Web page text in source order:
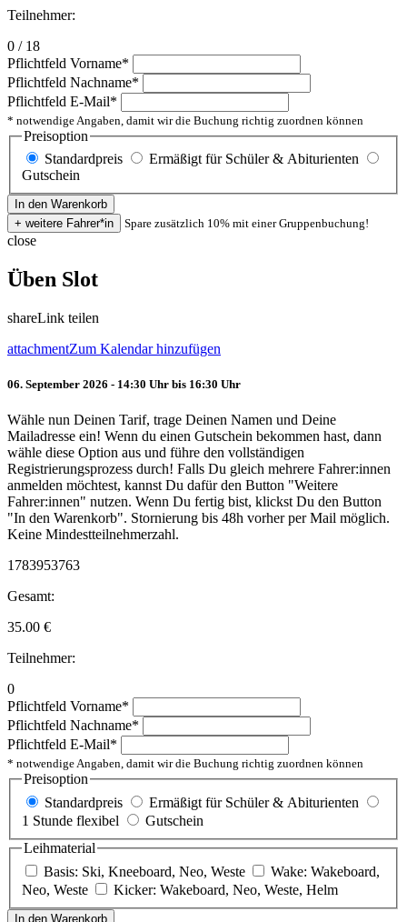
Teilnehmer:
0 / 18
Pflichtfeld Vorname*
Pflichtfeld Nachname*
Pflichtfeld E-Mail*
* notwendige Angaben, damit wir die Buchung richtig zuordnen können
Preisoption
Standardpreis
Ermäßigt für Schüler & Abiturienten
Gutschein
Spare zusätzlich 10% mit einer Gruppenbuchung!
close
Üben Slot
shareLink teilen
attachmentZum Kalendar hinzufügen
06. September 2026 - 14:30 Uhr bis 16:30 Uhr
Wähle nun Deinen Tarif, trage Deinen Namen und Deine
Mailadresse ein! Wenn du einen Gutschein bekommen hast, dann
wähle diese Option aus und führe den vollständigen
Registrierungsprozess durch! Falls Du gleich mehrere Fahrer:innen
anmelden möchtest, kannst Du dafür den Button "Weitere
Fahrer:innen" nutzen. Wenn Du fertig bist, klickst Du den Button
"In den Warenkorb". Stornierung bis 48h vorher per Mail möglich.
Keine Mindestteilnehmerzahl.
1783953763
Gesamt:
35.00 €
Teilnehmer:
0
Pflichtfeld Vorname*
Pflichtfeld Nachname*
Pflichtfeld E-Mail*
* notwendige Angaben, damit wir die Buchung richtig zuordnen können
Preisoption
Standardpreis
Ermäßigt für Schüler & Abiturienten
1 Stunde flexibel
Gutschein
Leihmaterial
Basis: Ski, Kneeboard, Neo, Weste
Wake: Wakeboard,
Neo, Weste
Kicker: Wakeboard, Neo, Weste, Helm